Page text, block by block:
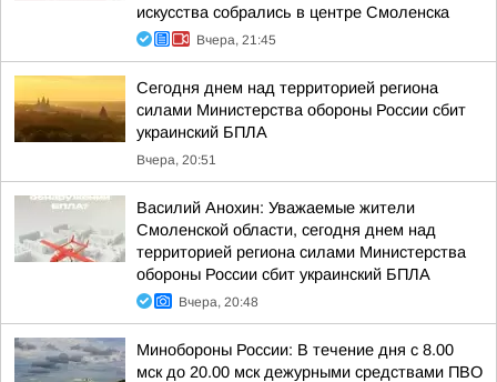
искусства собрались в центре Смоленска
Вчера, 21:45
Сегодня днем над территорией региона
силами Министерства обороны России сбит
украинский БПЛА
Вчера, 20:51
Василий Анохин: Уважаемые жители
Смоленской области, сегодня днем над
территорией региона силами Министерства
обороны России сбит украинский БПЛА
Вчера, 20:48
Минобороны России: В течение дня с 8.00
мск до 20.00 мск дежурными средствами ПВО